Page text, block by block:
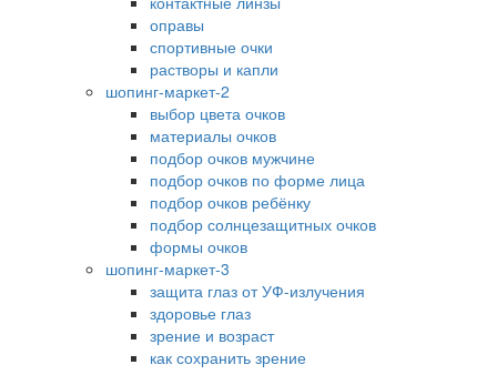
оправы
спортивные очки
растворы и капли
шопинг-маркет-2
выбор цвета очков
материалы очков
подбор очков мужчине
подбор очков по форме лица
подбор очков ребёнку
подбор солнцезащитных очков
формы очков
шопинг-маркет-3
защита глаз от УФ-излучения
здоровье глаз
зрение и возраст
как сохранить зрение